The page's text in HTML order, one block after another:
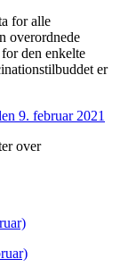
for alle
overordnede
den enkelte
er
9. februar 2021
over